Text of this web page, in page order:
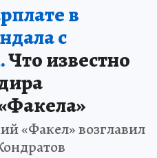
в
с
Что известно
«Факел» возглавил